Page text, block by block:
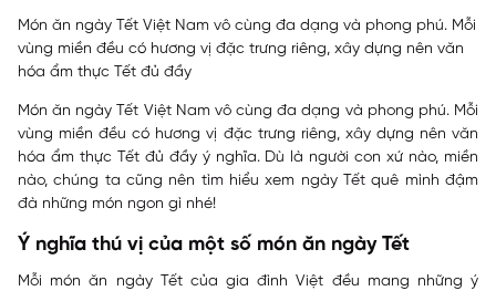
Món ăn ngày Tết Việt Nam vô cùng đa dạng và phong phú. Mỗi
vùng miền đều có hương vị đặc trưng riêng, xây dựng nên văn
hóa ẩm thực Tết đủ đầy
Món ăn ngày Tết Việt Nam vô cùng đa dạng và phong phú. Mỗi
vùng miền đều có hương vị đặc trưng riêng, xây dựng nên văn
hóa ẩm thực Tết đủ đầy ý nghĩa. Dù là người con xứ nào, miền
nào, chúng ta cũng nên tìm hiểu xem ngày Tết quê mình đậm
đà những món ngon gì nhé!
Ý nghĩa thú vị của một số món ăn ngày Tết
Mỗi món ăn ngày Tết của gia đình Việt đều mang những ý